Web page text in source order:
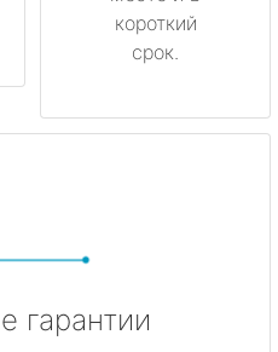
короткий
срок.
гарантии